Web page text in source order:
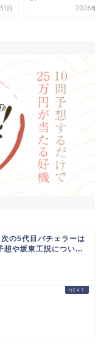
日 2026年8
次の5代目バチェラーは
想や坂東工説につい...